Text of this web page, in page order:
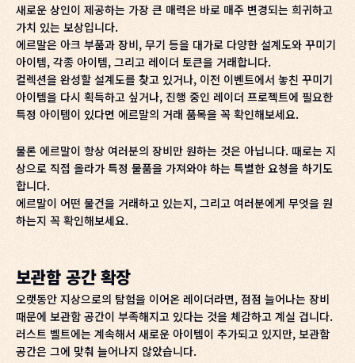
새로운 상인이 제공하는 가장 큰 매력은 바로 매주 변경되는 희귀하고
가치 있는 보상입니다.
에르말은 아크 부품과 장비, 무기 등을 대가로 다양한 설계도와 꾸미기
아이템, 각종 아이템, 그리고 레이더 토큰을 거래합니다.
컬렉션을 완성할 설계도를 찾고 있거나, 이전 이벤트에서 놓친 꾸미기
아이템을 다시 획득하고 싶거나, 진행 중인 레이더 프로젝트에 필요한
특정 아이템이 있다면 에르말의 거래 품목을 꼭 확인해보세요.
물론 에르말이 항상 여러분의 장비만 원하는 것은 아닙니다. 때로는 지
상으로 직접 올라가 특정 물품을 가져와야 하는 특별한 요청을 하기도
합니다.
에르말이 어떤 물건을 거래하고 있는지, 그리고 여러분에게 무엇을 원
하는지 꼭 확인해보세요.
보관함 공간 확장
오랫동안 지상으로의 탐험을 이어온 레이더라면, 점점 늘어나는 장비
때문에 보관함 공간이 부족해지고 있다는 것을 체감하고 계실 겁니다.
러스트 벨트에는 계속해서 새로운 아이템이 추가되고 있지만, 보관함
공간은 그에 맞춰 늘어나지 않았습니다.